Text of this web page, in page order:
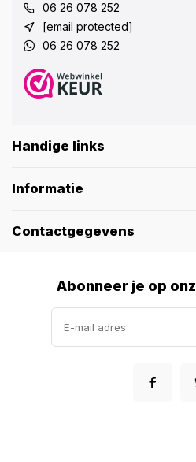
06 26 078 252
[email protected]
06 26 078 252
Handige links
Informatie
Contactgegevens
Abonneer je op